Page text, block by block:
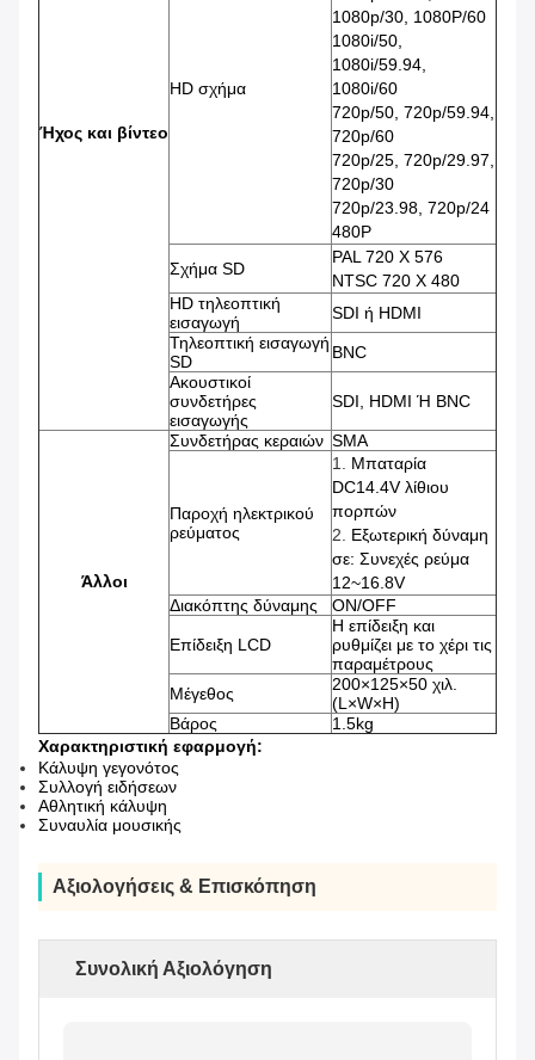
Ήχος και βίντεο
HD σχήμα
1080p/30, 1080P/60
1080i/50,
1080i/59.94,
1080i/60
720p/50, 720p/59.94,
720p/60
720p/25, 720p/29.97,
720p/30
720p/23.98, 720p/24
480P
Σχήμα SD
PAL 720 X 576
NTSC 720 X 480
HD τηλεοπτική
εισαγωγή
SDI ή HDMI
Τηλεοπτική εισαγωγή
SD
BNC
Ακουστικοί
συνδετήρες
εισαγωγής
SDI, HDMI Ή BNC
Άλλοι
Συνδετήρας κεραιών SMA
Παροχή ηλεκτρικού
ρεύματος
1. Μπαταρία
DC14.4V λίθιου
πορπών
2. Εξωτερική δύναμη
σε: Συνεχές ρεύμα
12~16.8V
Διακόπτης δύναμης
ON/OFF
Επίδειξη LCD
Η επίδειξη και
ρυθμίζει με το χέρι τις
παραμέτρους
Μέγεθος
200×125×50 χιλ.
(L×W×H)
Βάρος
1.5kg
Χαρακτηριστική εφαρμογή:
Κάλυψη γεγονότος
Συλλογή ειδήσεων
Αθλητική κάλυψη
Συναυλία μουσικής
Αξιολογήσεις & Επισκόπηση
Συνολική Αξιολόγηση